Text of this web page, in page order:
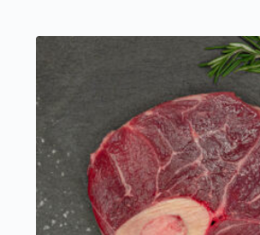
Varianten
auf.
Optionen
können
auf
der
Produktseite
gewählt
werden